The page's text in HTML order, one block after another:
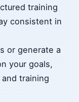
training
consistent in
or generate a
your goals,
training